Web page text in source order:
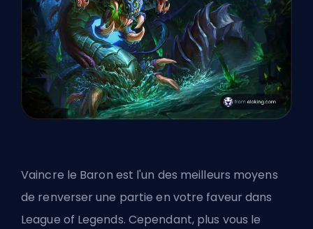
Vaincre le Baron est l'un des meilleurs moyens
de renverser une partie en votre faveur dans
League of Legends. Cependant, plus vous le